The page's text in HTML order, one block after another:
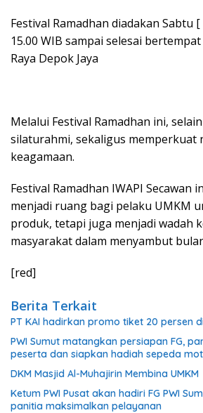
Festival Ramadhan diadakan Sabtu
15.00 WIB sampai selesai bertempat
Raya Depok Jaya
Melalui Festival Ramadhan ini,
silaturahmi, sekaligus memperkuat
keagamaan.
Festival Ramadhan IWAPI Secawan
menjadi ruang bagi pelaku UMKM
produk, tetapi juga menjadi wadah
masyarakat dalam menyambut
[red]
Berita Terkait
PT KAI hadirkan promo tiket 20 persen di
PWI Sumut matangkan persiapan FG,
peserta dan siapkan hadiah sepeda
DKM Masjid Al-Muhajirin Membina UMKM
Ketum PWI Pusat akan hadiri FG PWI
panitia maksimalkan pelayanan